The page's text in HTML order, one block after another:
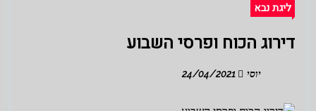
ליגת נבא
דירוג הכוח ופרסי השבוע
יוסי